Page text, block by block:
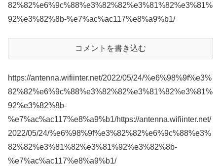
82%82%e6%9c%88%e3%82%82%e3%81%82%e3%81%
92%e3%82%8b-%e7%ac%ac117%e8%a9%b1/
コメントを書き込む
https://antenna.wifiinter.net/2022/05/24/%e6%98%9f%e3%
82%82%e6%9c%88%e3%82%82%e3%81%82%e3%81%
92%e3%82%8b-
%e7%ac%ac117%e8%a9%b1/https://antenna.wifiinter.net/
2022/05/24/%e6%98%9f%e3%82%82%e6%9c%88%e3%
82%82%e3%81%82%e3%81%92%e3%82%8b-
%e7%ac%ac117%e8%a9%b1/